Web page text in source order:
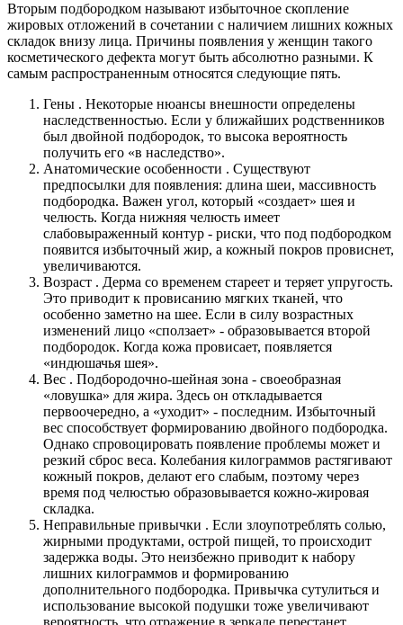
Вторым подбородком называют избыточное скопление
жировых отложений в сочетании с наличием лишних кожных
складок внизу лица. Причины появления у женщин такого
косметического дефекта могут быть абсолютно разными. К
самым распространенным относятся следующие пять.
Гены . Некоторые нюансы внешности определены
наследственностью. Если у ближайших родственников
был двойной подбородок, то высока вероятность
получить его «в наследство».
Анатомические особенности . Существуют
предпосылки для появления: длина шеи, массивность
подбородка. Важен угол, который «создает» шея и
челюсть. Когда нижняя челюсть имеет
слабовыраженный контур - риски, что под подбородком
появится избыточный жир, а кожный покров провиснет,
увеличиваются.
Возраст . Дерма со временем стареет и теряет упругость.
Это приводит к провисанию мягких тканей, что
особенно заметно на шее. Если в силу возрастных
изменений лицо «сползает» - образовывается второй
подбородок. Когда кожа провисает, появляется
«индюшачья шея».
Вес . Подбородочно-шейная зона - своеобразная
«ловушка» для жира. Здесь он откладывается
первоочередно, а «уходит» - последним. Избыточный
вес способствует формированию двойного подбородка.
Однако спровоцировать появление проблемы может и
резкий сброс веса. Колебания килограммов растягивают
кожный покров, делают его слабым, поэтому через
время под челюстью образовывается кожно-жировая
складка.
Неправильные привычки . Если злоупотреблять солью,
жирными продуктами, острой пищей, то происходит
задержка воды. Это неизбежно приводит к набору
лишних килограммов и формированию
дополнительного подбородка. Привычка сутулиться и
использование высокой подушки тоже увеличивают